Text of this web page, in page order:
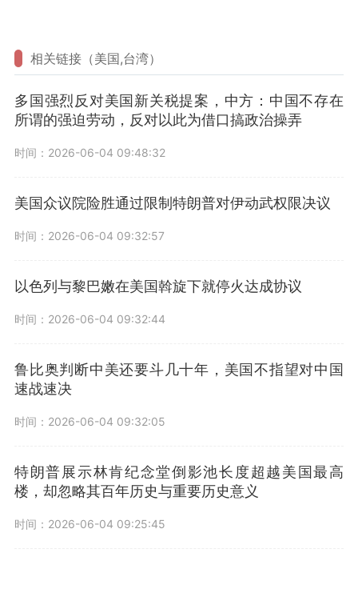
相关链接（美国,台湾）
多国强烈反对美国新关税提案，中方：中国不存在
所谓的强迫劳动，反对以此为借口搞政治操弄
时间：2026-06-04 09:48:32
美国众议院险胜通过限制特朗普对伊动武权限决议
时间：2026-06-04 09:32:57
以色列与黎巴嫩在美国斡旋下就停火达成协议
时间：2026-06-04 09:32:44
鲁比奥判断中美还要斗几十年，美国不指望对中国
速战速决
时间：2026-06-04 09:32:05
特朗普展示林肯纪念堂倒影池长度超越美国最高
楼，却忽略其百年历史与重要历史意义
时间：2026-06-04 09:25:45